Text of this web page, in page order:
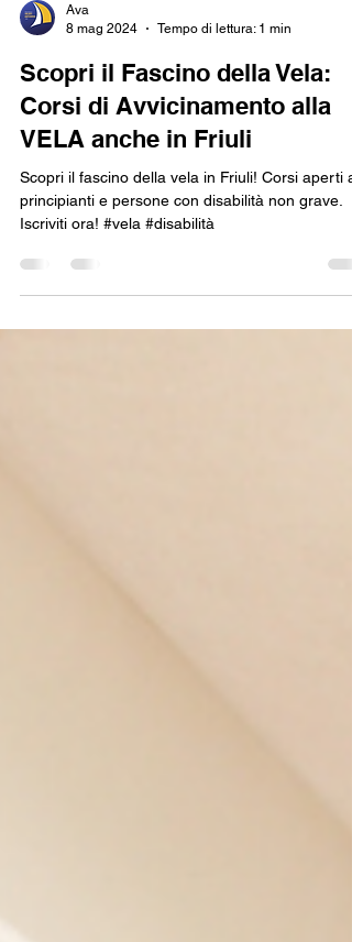
Ava
Scopri il Fascino della Vela:
Corsi di Avvicinamento alla
VELA anche in Friuli
Scopri il fascino della vela in Friuli! Corsi aperti a
principianti e persone con disabilità non grave.